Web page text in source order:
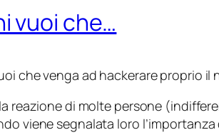
vuoi che…
che venga ad hackerare proprio il
reazione di molte persone
viene segnalata loro l’importanza